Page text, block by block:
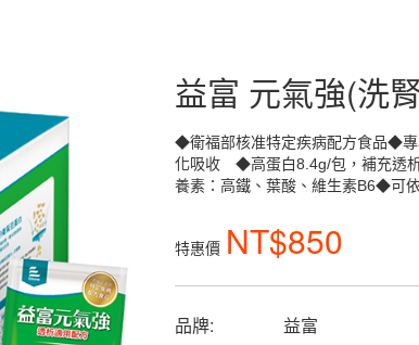
益富 元氣強(洗
◆衛福部核准特定疾病配方食品◆
化吸收 ◆高蛋白8.4g/包，補充透
養素：高鐵、葉酸、維生素B6◆可
特惠價 NT$850
品牌:
益富